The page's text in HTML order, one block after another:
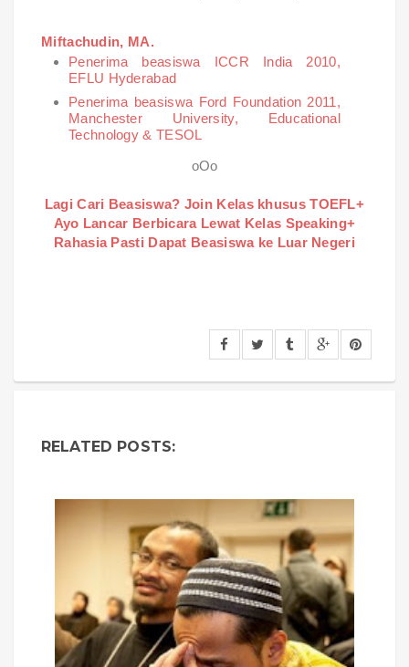
Miftachudin, MA.
Penerima beasiswa ICCR India 2010,
EFLU Hyderabad
Penerima beasiswa Ford Foundation 2011,
Manchester University, Educational
Technology & TESOL
oOo
Lagi Cari Beasiswa? Join Kelas khusus TOEFL+
Ayo Lancar Berbicara Lewat Kelas Speaking+
Rahasia Pasti Dapat Beasiswa ke Luar Negeri
RELATED POSTS: